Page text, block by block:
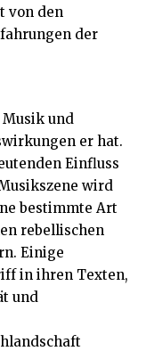
von den
der
und
er hat.
Einfluss
wird
bestimmte Art
rebellischen
Einige
in ihren Texten,
und